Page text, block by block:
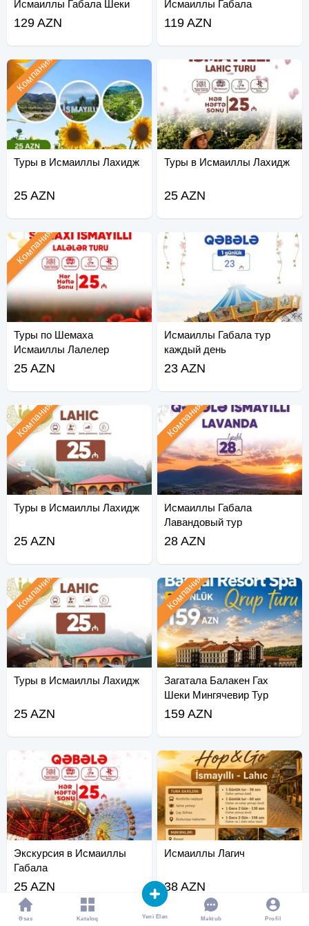
Исмаиллы Габала Шеки
129 AZN
Исмаиллы Габала
119 AZN
Туры в Исмаиллы Лахидж
Компания
25 AZN
Туры в Исмаиллы Лахидж
25 AZN
Туры по Шемаха
Исмаиллы Лалелер
Компания
25 AZN
Исмаиллы Габала тур
каждый день
23 AZN
Туры в Исмаиллы Лахидж
Компания
25 AZN
Исмаиллы Габала
Лавандовый тур
Компания
28 AZN
Туры в Исмаиллы Лахидж
Компания
25 AZN
Загатала Балакен Гах
Шеки Мингячевир Тур
Компания
159 AZN
Экскурсия в Исмаиллы
Габала
25 AZN
Исмаиллы Лагич
38 AZN
Əsas Kataloq Yeni Elan Məktub Profil